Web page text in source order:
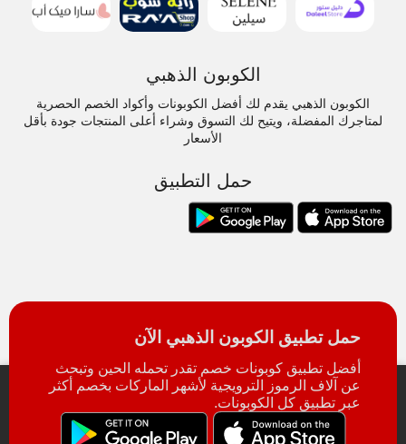
الكوبون الذهبي
الكوبون الذهبي يقدم لك أفضل الكوبونات وأكواد الخصم الحصرية
لمتاجرك المفضلة، ويتيح لك التسوق وشراء أعلى المنتجات جودة بأقل
الأسعار
حمل التطبيق
حمل تطبيق الكوبون الذهبي الآن
أفضل تطبيق كوبونات خصم تقدر تحمله الحين وتبحث
عن آلاف الرموز الترويجية لأشهر الماركات بخصم أكثر
عبر تطبيق كل الكوبونات.